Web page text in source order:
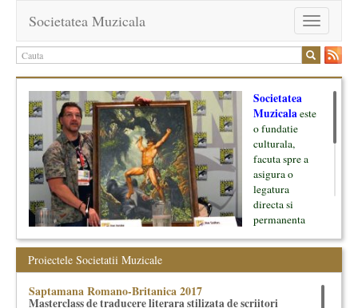
Toggle
navigation
Societatea Muzicala
Societatea
Muzicalaeste
o fundatie
culturala,
facuta spre a
asigura o
legatura
directa si
permanenta
oamenii ei, pe
inceput cu muzica clasica - si de aici numele -, insa acum
Proiectele Societatii Muzicale
Saptamana Romano-Britanica 2017
Masterclass de traducere literara stilizata de scriitori